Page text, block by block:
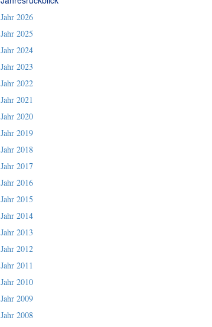
Jahr 2026
Jahr 2025
Jahr 2024
Jahr 2023
Jahr 2022
Jahr 2021
Jahr 2020
Jahr 2019
Jahr 2018
Jahr 2017
Jahr 2016
Jahr 2015
Jahr 2014
Jahr 2013
Jahr 2012
Jahr 2011
Jahr 2010
Jahr 2009
Jahr 2008